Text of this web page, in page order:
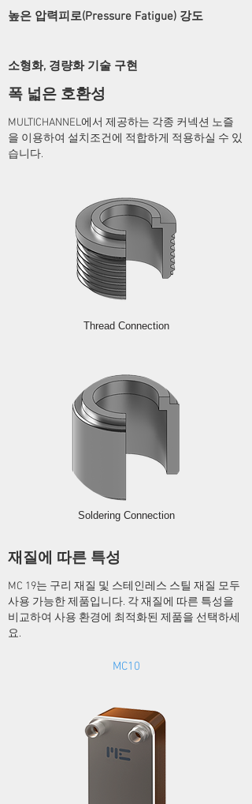
높은 압력피로(Pressure Fatigue) 강도
소형화, 경량화 기술 구현
폭 넓은 호환성
MULTICHANNEL에서 제공하는 각종 커넥션 노즐
을 이용하여 설치조건에 적합하게 적용하실 수 있
습니다.
Thread Connection
Soldering Connection
재질에 따른 특성
MC 19는 구리 재질 및 스테인레스 스틸 재질 모두
사용 가능한 제품입니다. 각 재질에 따른 특성을
비교하여 사용 환경에 최적화된 제품을 선택하세
요.
MC10